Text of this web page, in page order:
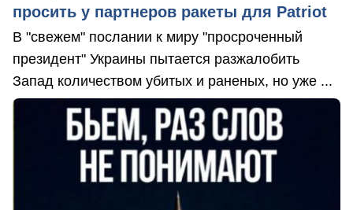
просить у партнеров ракеты для Patriot
В "свежем" послании к миру "просроченный
президент" Украины пытается разжалобить
Запад количеством убитых и раненых, но уже ...